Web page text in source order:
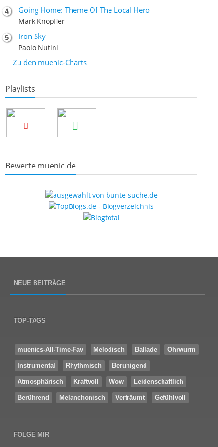
Going Home: Theme Of The Local Hero
Mark Knopfler
Iron Sky
Paolo Nutini
Zu den muenic-Charts
Playlists
Bewerte muenic.de
NEUE BEITRÄGE
TOP-TAGS
muenics-All-Time-Fav Melodisch Ballade Ohrwurm
Instrumental Rhythmisch Beruhigend
Atmosphärisch Kraftvoll Wow Leidenschaftlich
Berührend Melanchonisch Verträumt Gefühlvoll
FOLGE MIR